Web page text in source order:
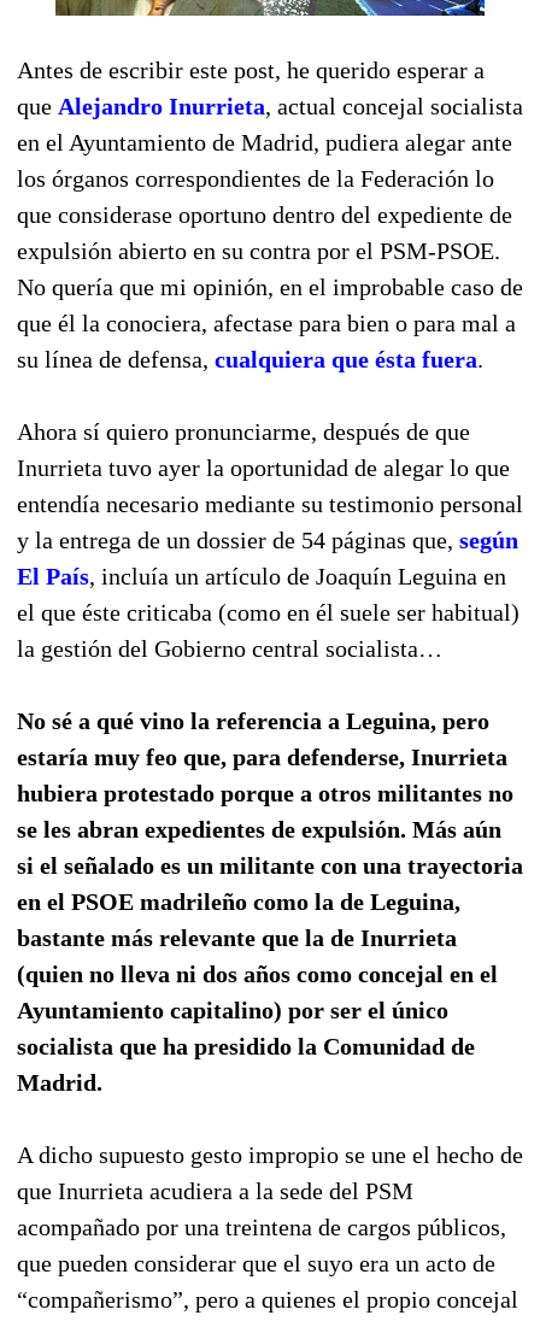
Antes de escribir este post, he querido esperar a
que Alejandro Inurrieta, actual concejal socialista
en el Ayuntamiento de Madrid, pudiera alegar ante
los órganos correspondientes de la Federación lo
que considerase oportuno dentro del expediente de
expulsión abierto en su contra por el PSM-PSOE.
No quería que mi opinión, en el improbable caso de
que él la conociera, afectase para bien o para mal a
su línea de defensa, cualquiera que ésta fuera.
Ahora sí quiero pronunciarme, después de que
Inurrieta tuvo ayer la oportunidad de alegar lo que
entendía necesario mediante su testimonio personal
y la entrega de un dossier de 54 páginas que, según
El País, incluía un artículo de Joaquín Leguina en
el que éste criticaba (como en él suele ser habitual)
la gestión del Gobierno central socialista…
No sé a qué vino la referencia a Leguina, pero
estaría muy feo que, para defenderse, Inurrieta
hubiera protestado porque a otros militantes no
se les abran expedientes de expulsión. Más aún
si el señalado es un militante con una trayectoria
en el PSOE madrileño como la de Leguina,
bastante más relevante que la de Inurrieta
(quien no lleva ni dos años como concejal en el
Ayuntamiento capitalino) por ser el único
socialista que ha presidido la Comunidad de
Madrid.
A dicho supuesto gesto impropio se une el hecho de
que Inurrieta acudiera a la sede del PSM
acompañado por una treintena de cargos públicos,
que pueden considerar que el suyo era un acto de
“compañerismo”, pero a quienes el propio concejal